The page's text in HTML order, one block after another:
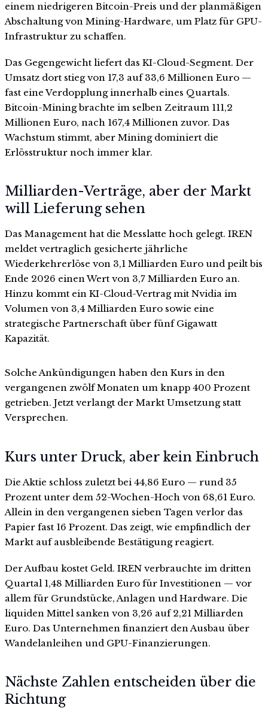
einem niedrigeren Bitcoin-Preis und der planmäßigen
Abschaltung von Mining-Hardware, um Platz für GPU-
Infrastruktur zu schaffen.
Das Gegengewicht liefert das KI-Cloud-Segment. Der
Umsatz dort stieg von 17,3 auf 33,6 Millionen Euro —
fast eine Verdopplung innerhalb eines Quartals.
Bitcoin-Mining brachte im selben Zeitraum 111,2
Millionen Euro, nach 167,4 Millionen zuvor. Das
Wachstum stimmt, aber Mining dominiert die
Erlösstruktur noch immer klar.
Milliarden-Verträge, aber der Markt
will Lieferung sehen
Das Management hat die Messlatte hoch gelegt. IREN
meldet vertraglich gesicherte jährliche
Wiederkehrerlöse von 3,1 Milliarden Euro und peilt bis
Ende 2026 einen Wert von 3,7 Milliarden Euro an.
Hinzu kommt ein KI-Cloud-Vertrag mit Nvidia im
Volumen von 3,4 Milliarden Euro sowie eine
strategische Partnerschaft über fünf Gigawatt
Kapazität.
Solche Ankündigungen haben den Kurs in den
vergangenen zwölf Monaten um knapp 400 Prozent
getrieben. Jetzt verlangt der Markt Umsetzung statt
Versprechen.
Kurs unter Druck, aber kein Einbruch
Die Aktie schloss zuletzt bei 44,86 Euro — rund 35
Prozent unter dem 52-Wochen-Hoch von 68,61 Euro.
Allein in den vergangenen sieben Tagen verlor das
Papier fast 16 Prozent. Das zeigt, wie empfindlich der
Markt auf ausbleibende Bestätigung reagiert.
Der Aufbau kostet Geld. IREN verbrauchte im dritten
Quartal 1,48 Milliarden Euro für Investitionen — vor
allem für Grundstücke, Anlagen und Hardware. Die
liquiden Mittel sanken von 3,26 auf 2,21 Milliarden
Euro. Das Unternehmen finanziert den Ausbau über
Wandelanleihen und GPU-Finanzierungen.
Nächste Zahlen entscheiden über die
Richtung